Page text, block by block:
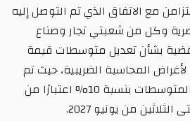
مع الاتفاق الذي تم التوصل إليه
وكل من شعبتي تجار وصناع
بشأن تعديل متوسطات قيمة
المحاسبة الضريبية، حيث تم
الاتفاق على زيادة هذه المتوسطات بنسبة 10% اعتبارًا من